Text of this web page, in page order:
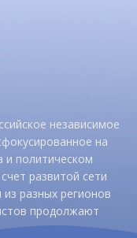
независимое
на
и политическом
развитой сети
разных регионов
продолжают